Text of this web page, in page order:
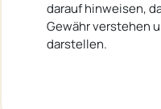
darauf hinweisen,
Gewähr verstehen
darstellen.